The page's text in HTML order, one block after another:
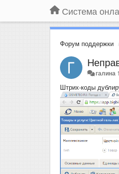
Форум поддержки
галина
Штрих-коды